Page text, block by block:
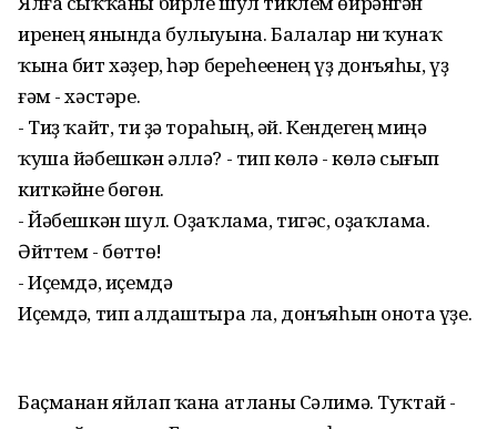
иренең янында булыуына. Балалар ни ҡунаҡ
ҡына бит хәҙер, һәр береһеенең үҙ донъяһы, үҙ
ғәм - хәстәре.
- Тиҙ ҡайт, ти ҙә тораһың, әй. Кендегең миңә
ҡуша йәбешкән әллә? - тип көлә - көлә сығып
киткәйне бөгөн.
- Йәбешкән шул. Оҙаҡлама, тигәс, оҙаҡлама.
Әйттем - бөттө!
- Иҫемдә, иҫемдә
Иҫемдә, тип алдаштыра ла, донъяһын онота үҙе.
Баҫманан яйлап ҡана атланы Сәлимә. Туҡтай -